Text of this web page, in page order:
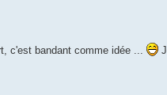
c'est bandant comme idée ...